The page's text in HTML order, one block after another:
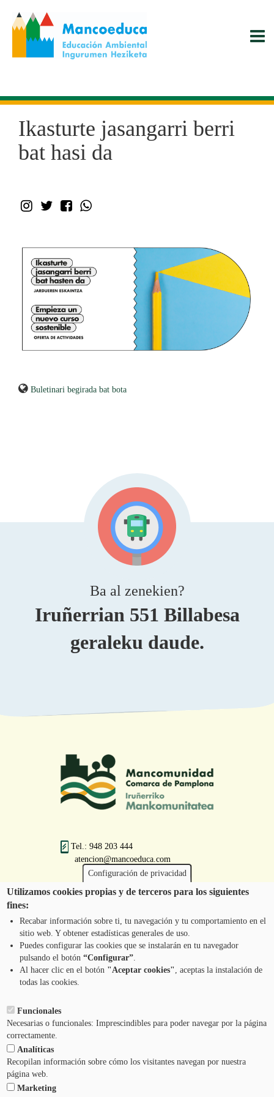
main
Ikasturte jasangarri berri
bat hasi da
Buletinari begirada bat bota
Ba al zenekien?
Iruñerrian 551 Billabesa
geraleku daude.
Tel.: 948 203 444
atencion@mancoeduca.com
Heziketarako Eskola Programa
Pie
JARRI HARREMANETAN GUREKIN
ZERBITZUAREN BALDINTZAK
PRIBATUTASUN-POLITIKA
Configuración de privacidad
Utilizamos cookies propias y de terceros para los siguientes
fines:
Recabar información sobre ti, tu navegación y tu comportamiento en el
sitio web. Y obtener estadísticas generales de uso.
Puedes configurar las cookies que se instalarán en tu navegador
pulsando el botón“Configurar”.
Al hacer clic en el botón "Aceptar cookies", aceptas la instalación de
todas las cookies.
Funcionales
Necesarias o funcionales: Imprescindibles para poder navegar por la página
correctamente.
Analíticas
Recopilan información sobre cómo los visitantes navegan por nuestra
página web.
Marketing